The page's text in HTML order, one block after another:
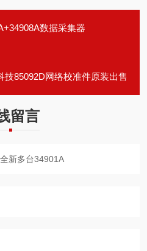
数据采集器
技85092D网络校准件原装出售
留言